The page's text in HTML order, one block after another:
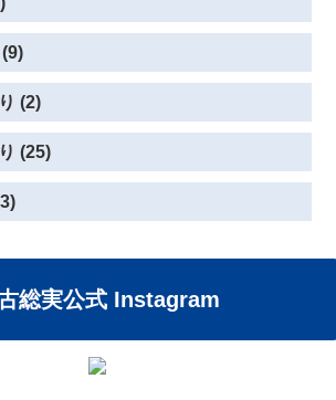
(2)
(25)
総実公式 Instagram